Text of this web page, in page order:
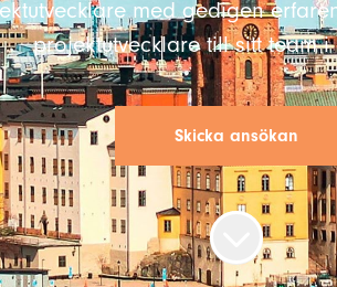
med gedigen
projektutvecklare till sitt team i
Skicka ansökan